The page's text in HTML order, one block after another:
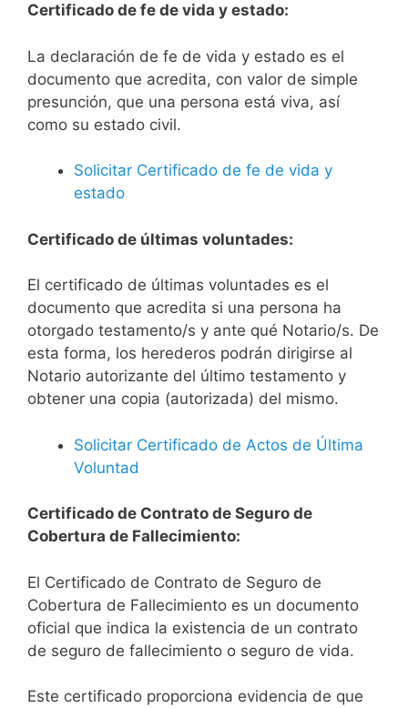
Certificado de fe de vida y estado:
La declaración de fe de vida y estado es el
documento que acredita, con valor de simple
presunción, que una persona está viva, así
como su estado civil.
Solicitar Certificado de fe de vida y
estado
Certificado de últimas voluntades:
El certificado de últimas voluntades es el
documento que acredita si una persona ha
otorgado testamento/s y ante qué Notario/s. De
esta forma, los herederos podrán dirigirse al
Notario autorizante del último testamento y
obtener una copia (autorizada) del mismo.
Solicitar Certificado de Actos de Última
Voluntad
Certificado de Contrato de Seguro de
Cobertura de Fallecimiento:
El Certificado de Contrato de Seguro de
Cobertura de Fallecimiento es un documento
oficial que indica la existencia de un contrato
de seguro de fallecimiento o seguro de vida.
Este certificado proporciona evidencia de que